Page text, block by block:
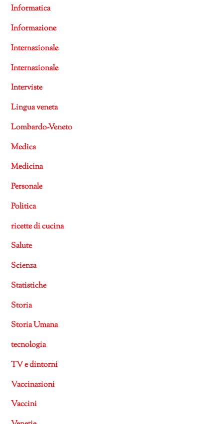
Informatica
Informazione
Internazionale
Internazionale
Interviste
Lingua veneta
Lombardo-Veneto
Medica
Medicina
Personale
Politica
ricette di cucina
Salute
Scienza
Statistiche
Storia
Storia Umana
tecnologia
TV e dintorni
Vaccinazioni
Vaccini